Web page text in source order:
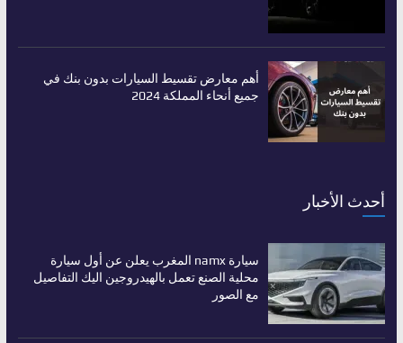
أهم معارض تقسيط السيارات بدون بنك في
جميع أنحاء المملكة 2024
أحدث الأخبار
سيارة namx المغرب يعلن عن أول سيارة
محلية الصنع تعمل بالهيدروجين اليك التفاصيل
مع الصور